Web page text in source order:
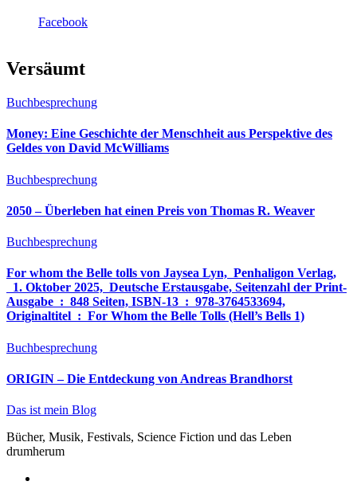
Facebook
Versäumt
Buchbesprechung
Money: Eine Geschichte der Menschheit aus Perspektive des
Geldes von David McWilliams
Buchbesprechung
2050 – Überleben hat einen Preis von Thomas R. Weaver
Buchbesprechung
For whom the Belle tolls von Jaysea Lyn, ‎ Penhaligon Verlag,
‎ 1. Oktober 2025, ‎ Deutsche Erstausgabe, Seitenzahl der Print-
Ausgabe ‏ : ‎ 848 Seiten, ISBN-13 ‏ : ‎ 978-3764533694,
Originaltitel ‏ : ‎ For Whom the Belle Tolls (Hell’s Bells 1)
Buchbesprechung
ORIGIN – Die Entdeckung von Andreas Brandhorst
Das ist mein Blog
Bücher, Musik, Festivals, Science Fiction und das Leben
drumherum